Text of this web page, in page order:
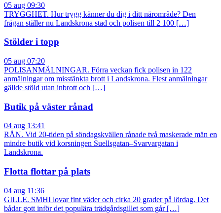
05 aug 09:30
TRYGGHET. Hur trygg känner du dig i ditt närområde? Den
frågan ställer nu Landskrona stad och polisen till 2 100 […]
Stölder i topp
05 aug 07:20
POLISANMÄLNINGAR. Förra veckan fick polisen in 122
anmälningar om misstänkta brott i Landskrona. Flest anmälningar
gällde stöld utan inbrott och […]
Butik på väster rånad
04 aug 13:41
RÅN. Vid 20-tiden på söndagskvällen rånade två maskerade män en
mindre butik vid korsningen Suellsgatan–Svarvargatan i
Landskrona.
Flotta flottar på plats
04 aug 11:36
GILLE. SMHI lovar fint väder och cirka 20 grader på lördag. Det
bådar gott inför det populära trädgårdsgillet som går […]